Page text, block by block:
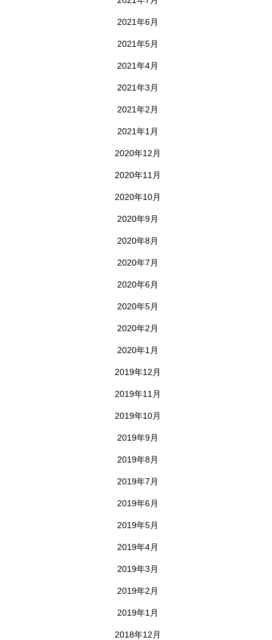
2021年6月
2021年5月
2021年4月
2021年3月
2021年2月
2021年1月
2020年12月
2020年11月
2020年10月
2020年9月
2020年8月
2020年7月
2020年6月
2020年5月
2020年2月
2020年1月
2019年12月
2019年11月
2019年10月
2019年9月
2019年8月
2019年7月
2019年6月
2019年5月
2019年4月
2019年3月
2019年2月
2019年1月
2018年12月